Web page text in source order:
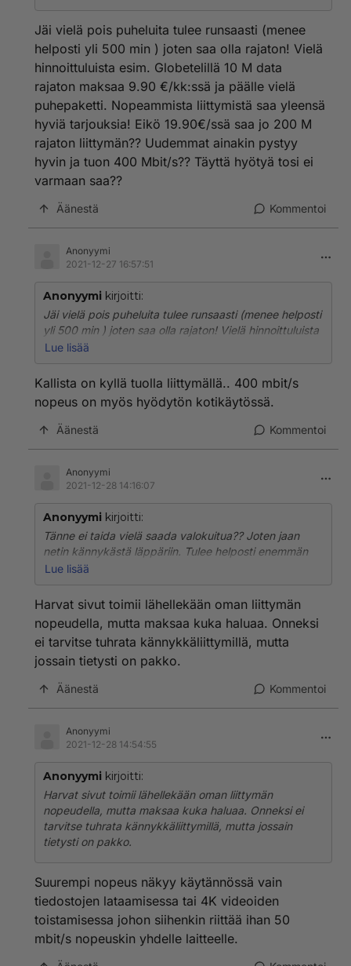
Jäi vielä pois puheluita tulee runsaasti (menee
helposti yli 500 min ) joten saa olla rajaton! Vielä
hinnoittuluista esim. Globetelillä 10 M data
rajaton maksaa 9.90 €/kk:ssä ja päälle vielä
puhepaketti. Nopeammista liittymistä saa yleensä
hyviä tarjouksia! Eikö 19.90€/ssä saa jo 200 M
rajaton liittymän?? Uudemmat ainakin pystyy
hyvin ja tuon 400 Mbit/s?? Täyttä hyötyä tosi ei
varmaan saa??
Äänestä Kommentoi
Anonyymi
2021-12-27 16:57:51
Anonyymi kirjoitti:
Jäi vielä pois puheluita tulee runsaasti (menee helposti
yli 500 min ) joten saa olla rajaton! Vielä hinnoittuluista
esim. Globetelillä 10 M data rajaton maksaa 9.90
liittymistä saa yleensä hyviä tarjouksia! Eikö
19.90€/ssä saa jo 200 M rajaton liittymän??
Uudemmat ainakin pystyy hyvin ja tuon 400 Mbit/s??
Täyttä hyötyä tosi ei varmaan saa??
Lue lisää
Kallista on kyllä tuolla liittymällä.. 400 mbit/s
nopeus on myös hyödytön kotikäytössä.
Äänestä Kommentoi
Anonyymi
2021-12-28 14:16:07
Anonyymi kirjoitti:
Tänne ei taida vielä saada valokuitua?? Joten jaan
netin kännykästä läppäriin. Tulee helposti enemmän
kuin 150 Gt siirtoa. Joten käytän DNA Rajaton 5G 400
Lue lisää
Harvat sivut toimii lähellekään oman liittymän
nopeudella, mutta maksaa kuka haluaa. Onneksi
ei tarvitse tuhrata kännykkäliittymillä, mutta
jossain tietysti on pakko.
Äänestä Kommentoi
Anonyymi
2021-12-28 14:54:55
Anonyymi kirjoitti:
Harvat sivut toimii lähellekään oman liittymän
nopeudella, mutta maksaa kuka haluaa. Onneksi ei
tarvitse tuhrata kännykkäliittymillä, mutta jossain
tietysti on pakko.
Suurempi nopeus näkyy käytännössä vain
tiedostojen lataamisessa tai 4K videoiden
toistamisessa johon siihenkin riittää ihan 50
mbit/s nopeuskin yhdelle laitteelle.